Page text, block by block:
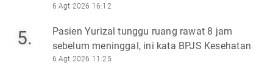
6 Agt 2026 16:12
5.
Pasien Yurizal tunggu ruang rawat 8 jam
sebelum meninggal, ini kata BPJS Kesehatan
6 Agt 2026 11:25